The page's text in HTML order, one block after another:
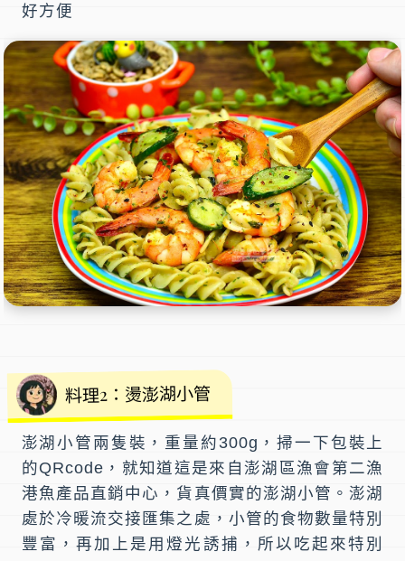
好方便
料理2：燙澎湖小管
澎湖小管兩隻裝，重量約300g，掃一下包裝上
的QRcode，就知道這是來自澎湖區漁會第二漁
港魚產品直銷中心，貨真價實的澎湖小管 。澎湖
處於冷暖流交接匯集之處，小管的食物數量特別
豐富，再加上是用燈光誘捕，所以吃起來特別